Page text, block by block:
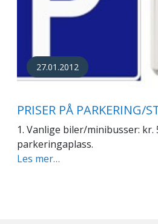
27.01.2012
PRISER PÅ PARKERING/
1. Vanlige biler/minibusser: kr.
parkeringaplass.
Les mer…